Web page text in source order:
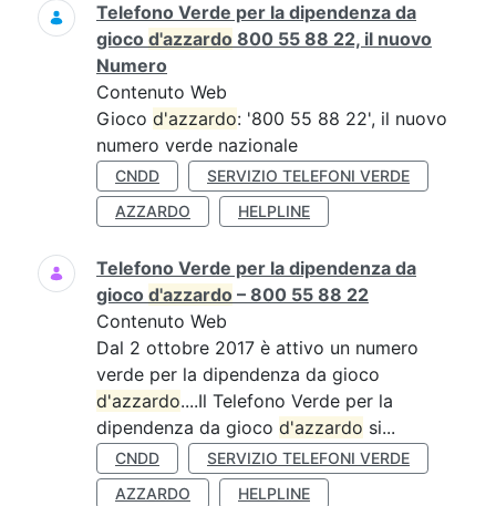
Telefono Verde per la dipendenza da
gioco d'azzardo 800 55 88 22, il nuovo
Numero
Contenuto Web
Gioco d'azzardo: '800 55 88 22', il nuovo
numero verde nazionale
CNDD
SERVIZIO TELEFONI VERDE
AZZARDO
HELPLINE
Telefono Verde per la dipendenza da
gioco d'azzardo – 800 55 88 22
Contenuto Web
Dal 2 ottobre 2017 è attivo un numero
verde per la dipendenza da gioco
d'azzardo....Il Telefono Verde per la
dipendenza da gioco d'azzardo si...
CNDD
SERVIZIO TELEFONI VERDE
AZZARDO
HELPLINE